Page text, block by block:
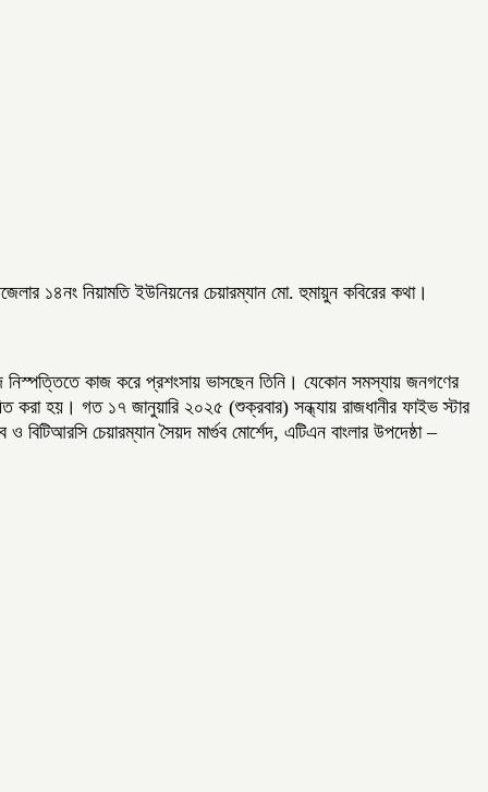
১৪নং নিয়ামতি ইউনিয়নের চেয়ারম্যান মো. হুমায়ুন কবিরের কথা।
নিস্পত্তিতে কাজ করে প্রশংসায় ভাসছেন তিনি। যেকোন সমস্যায় জনগণের
করা হয়। গত ১৭ জানুয়ারি ২০২৫ (শুক্রবার) সন্ধ্যায় রাজধানীর ফাইভ স্টার
চেয়ারম্যান সৈয়দ মার্গুব মোর্শেদ, এটিএন বাংলার উপদেষ্ঠা –